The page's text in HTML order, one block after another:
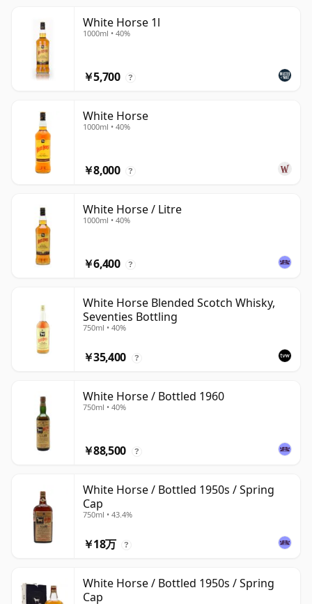
White Horse 1l
1000ml • 40%
￥5,700 ?
White Horse
1000ml • 40%
￥8,000 ?
White Horse / Litre
1000ml • 40%
￥6,400 ?
White Horse Blended Scotch Whisky,
Seventies Bottling
750ml • 40%
￥35,400 ?
White Horse / Bottled 1960
750ml • 40%
￥88,500 ?
White Horse / Bottled 1950s / Spring
Cap
750ml • 43.4%
￥18万 ?
White Horse / Bottled 1950s / Spring
Cap